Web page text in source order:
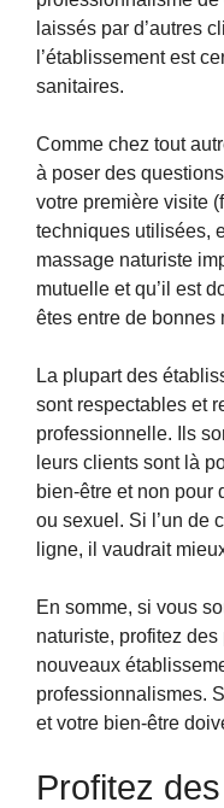
laissés par d’autres
l’établissement est
sanitaires.
Comme chez tout
à poser des
votre première visite
techniques utilisées,
massage naturiste
mutuelle et qu’il est
êtes entre de bonnes
La plupart des
sont respectables et
professionnelle. Ils
leurs clients sont là
bien-être et non pour
ou sexuel. Si l’un de
ligne, il vaudrait
En somme, si vous
naturiste, profitez
nouveaux
professionnalismes.
et votre bien-être
Profitez